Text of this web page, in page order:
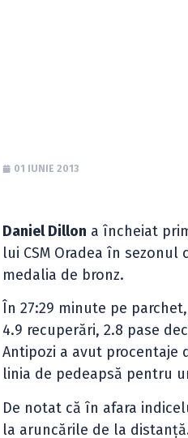
01 IUNIE 2013
Daniel Dillon a încheiat
lui CSM Oradea în
medalia de bronz.
În 27:29 minute pe
4.9 recuperări, 2.8 pase
Antipozi a avut procentaje
linia de pedeapsă pentru
De notat că în afara
la aruncările de la